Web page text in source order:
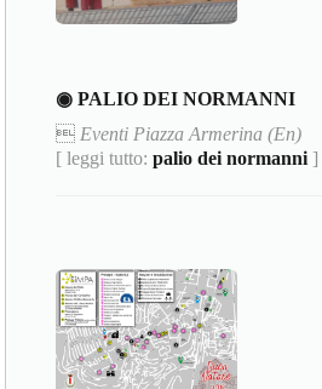
◉ PALIO DEI NORMANNI
 Eventi Piazza Armerina (En)
[ leggi tutto:palio dei normanni ]